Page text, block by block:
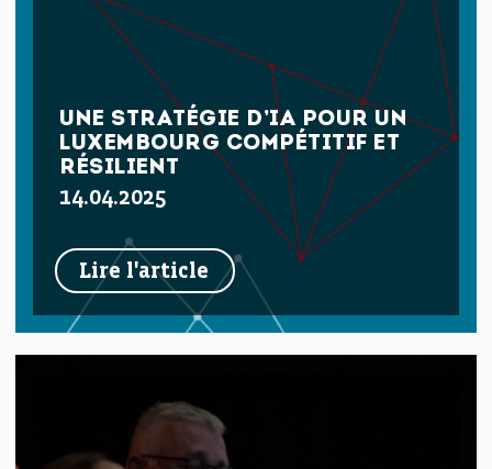
UNE STRATÉGIE D’IA POUR UN
LUXEMBOURG COMPÉTITIF ET
RÉSILIENT
Lire l'article
14.04.2025